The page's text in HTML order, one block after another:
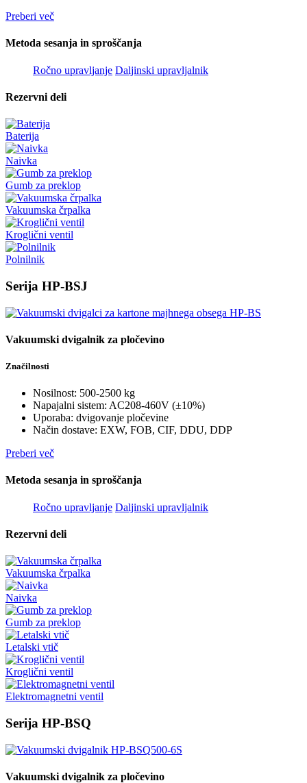
Preberi več
Metoda sesanja in sproščanja
Ročno upravljanje Daljinski upravljalnik
Rezervni deli
Baterija
Naivka
Gumb za preklop
Vakuumska črpalka
Kroglični ventil
Polnilnik
Serija HP-BSJ
Vakuumski dvigalnik za pločevino
Značilnosti
Nosilnost: 500-2500 kg
Napajalni sistem: AC208-460V (±10%)
Uporaba: dvigovanje pločevine
Način dostave: EXW, FOB, CIF, DDU, DDP
Preberi več
Metoda sesanja in sproščanja
Ročno upravljanje Daljinski upravljalnik
Rezervni deli
Vakuumska črpalka
Naivka
Gumb za preklop
Letalski vtič
Kroglični ventil
Elektromagnetni ventil
Serija HP-BSQ
Vakuumski dvigalnik za pločevino